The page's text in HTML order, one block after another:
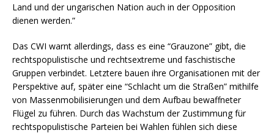
Land und der ungarischen Nation auch in der Opposition
dienen werden.”
Das CWI warnt allerdings, dass es eine “Grauzone” gibt, die
rechtspopulistische und rechtsextreme und faschistische
Gruppen verbindet. Letztere bauen ihre Organisationen mit der
Perspektive auf, später eine “Schlacht um die Straßen” mithilfe
von Massenmobilisierungen und dem Aufbau bewaffneter
Flügel zu führen. Durch das Wachstum der Zustimmung für
rechtspopulistische Parteien bei Wahlen fühlen sich diese